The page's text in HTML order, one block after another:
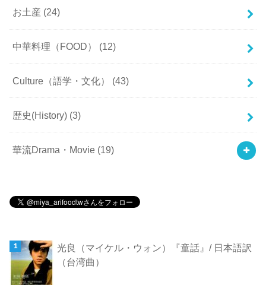
お土産 (24)
中華料理（FOOD） (12)
Culture（語学・文化） (43)
歴史(History) (3)
華流Drama・Movie (19)
光良（マイケル・ウォン）『童話』/ 日本語訳
（台湾曲）